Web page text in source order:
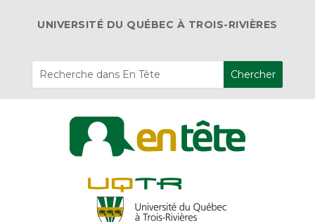
UNIVERSITÉ DU QUÉBEC À TROIS-RIVIÈRES